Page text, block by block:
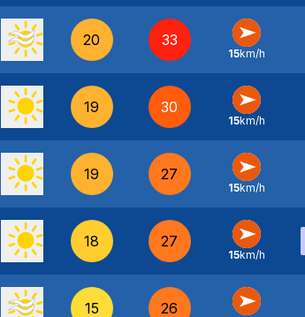
20 33
O -
15km/h
19 30
O -
15km/h
19 27
O -
15km/h
18 27
O -
15km/h
15 26